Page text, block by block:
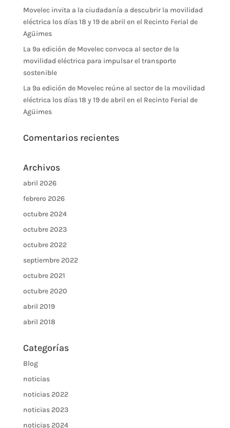
Movelec invita a la ciudadanía a descubrir la movilidad
eléctrica los días 18 y 19 de abril en el Recinto Ferial de
Agüimes
La 9ª edición de Movelec convoca al sector de la
movilidad eléctrica para impulsar el transporte
sostenible
La 9ª edición de Movelec reúne al sector de la movilidad
eléctrica los días 18 y 19 de abril en el Recinto Ferial de
Agüimes
Comentarios recientes
Archivos
abril 2026
febrero 2026
octubre 2024
octubre 2023
octubre 2022
septiembre 2022
octubre 2021
octubre 2020
abril 2019
abril 2018
Categorías
Blog
noticias
noticias 2022
noticias 2023
noticias 2024